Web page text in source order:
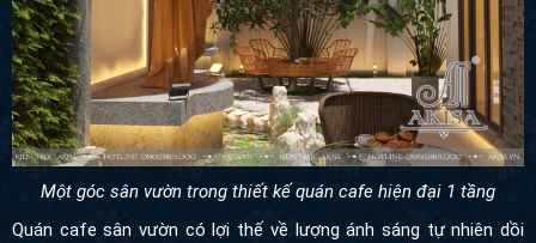
Một góc sân vườn trong thiết kế quán cafe hiện đại 1 tầng
Quán cafe sân vườn có lợi thế về lượng ánh sáng tự nhiên dồi